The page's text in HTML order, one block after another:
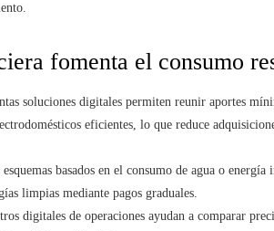
fomenta el consumo
soluciones digitales permiten reunir aportes
eficientes, lo que reduce
esquemas basados en el consumo de agua o
limpias mediante pagos graduales.
digitales de operaciones ayudan a comparar